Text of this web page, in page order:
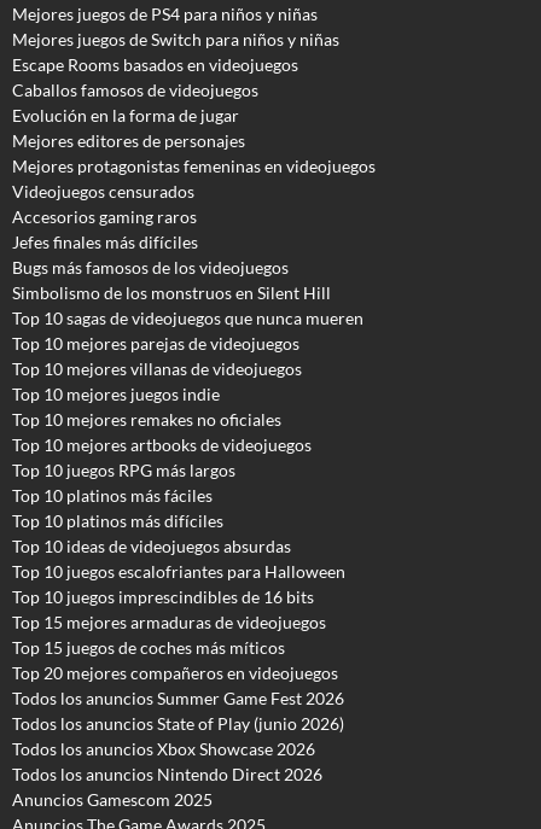
Mejores juegos de PS4 para niños y niñas
Mejores juegos de Switch para niños y niñas
Escape Rooms basados en videojuegos
Caballos famosos de videojuegos
Evolución en la forma de jugar
Mejores editores de personajes
Mejores protagonistas femeninas en videojuegos
Videojuegos censurados
Accesorios gaming raros
Jefes finales más difíciles
Bugs más famosos de los videojuegos
Simbolismo de los monstruos en Silent Hill
Top 10 sagas de videojuegos que nunca mueren
Top 10 mejores parejas de videojuegos
Top 10 mejores villanas de videojuegos
Top 10 mejores juegos indie
Top 10 mejores remakes no oficiales
Top 10 mejores artbooks de videojuegos
Top 10 juegos RPG más largos
Top 10 platinos más fáciles
Top 10 platinos más difíciles
Top 10 ideas de videojuegos absurdas
Top 10 juegos escalofriantes para Halloween
Top 10 juegos imprescindibles de 16 bits
Top 15 mejores armaduras de videojuegos
Top 15 juegos de coches más míticos
Top 20 mejores compañeros en videojuegos
Todos los anuncios Summer Game Fest 2026
Todos los anuncios State of Play (junio 2026)
Todos los anuncios Xbox Showcase 2026
Todos los anuncios Nintendo Direct 2026
Anuncios Gamescom 2025
Anuncios The Game Awards 2025